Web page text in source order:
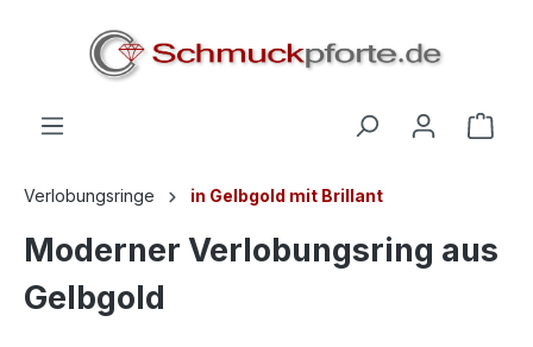
springen
Verlobungsringe in Gelbgold mit Brillant
Moderner Verlobungsring aus
Gelbgold